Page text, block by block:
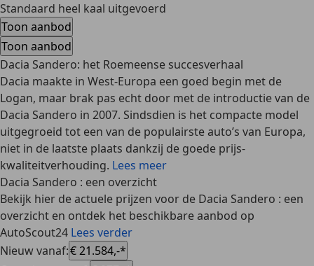
Standaard heel kaal uitgevoerd
Toon aanbod
Toon aanbod
Dacia Sandero: het Roemeense succesverhaal
Dacia maakte in West-Europa een goed begin met de
Logan, maar brak pas echt door met de introductie van de
Dacia Sandero in 2007. Sindsdien is het compacte model
uitgegroeid tot een van de populairste auto’s van Europa,
niet in de laatste plaats dankzij de goede prijs-
kwaliteitverhouding. Lees meer
Dacia Sandero : een overzicht
Bekijk hier de actuele prijzen voor de Dacia Sandero : een
overzicht en ontdek het beschikbare aanbod op
AutoScout24 Lees verder
Nieuw vanaf:€ 21.584,-*